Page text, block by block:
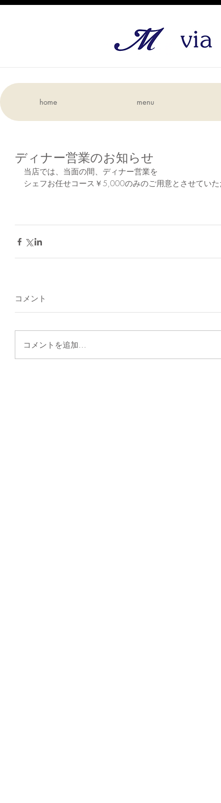
home menu
ディナー営業のお知らせ
当店では、当面の間、ディナー営業を
シェフお任せコース￥5,000のみのご用意とさせてい
コメント
コメントを追加…